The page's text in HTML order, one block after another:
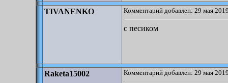
TIVANENKO Комментарий добавлен: 29 мая
с песиком
Raketa15002 Комментарий добавлен: 29 мая